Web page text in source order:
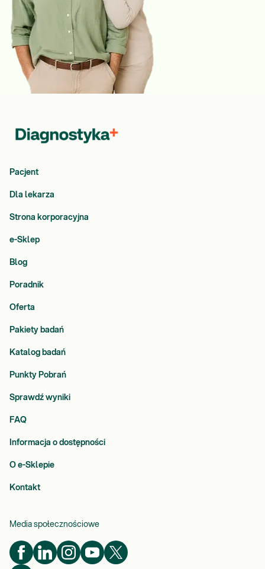
Pacjent
Dla lekarza
Strona korporacyjna
e-Sklep
Blog
Poradnik
Oferta
Pakiety badań
Katalog badań
Punkty Pobrań
Sprawdź wyniki
FAQ
Informacja o dostępności
O e-Sklepie
Kontakt
Media społecznościowe